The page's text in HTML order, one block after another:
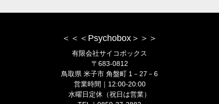
＜＜＜Psychobox＞＞＞
有限会社サイコボックス
〒683-0812
鳥取県 米子市 角盤町 1－27－6
営業時間｜12:00-20:00
水曜日定休（祝日は営業）